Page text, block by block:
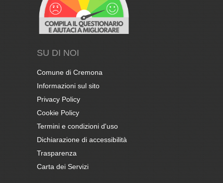
SU DI NOI
Comune di Cremona
Informazioni sul sito
Privacy Policy
Cookie Policy
Termini e condizioni d'uso
Dichiarazione di accessibilità
Trasparenza
Carta dei Servizi